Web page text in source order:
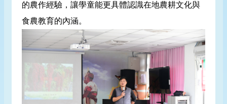
的農作經驗，讓學童能更具體認識在地農耕文化與
食農教育的內涵。